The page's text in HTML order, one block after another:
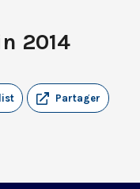
2014
Partager